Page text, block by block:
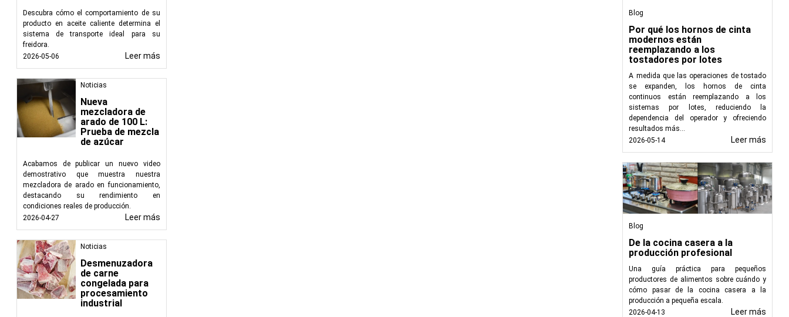
Descubra cómo el comportamiento de su
producto en aceite caliente determina el
sistema de transporte ideal para su
freidora.
2026-05-06
Leer más
Noticias
Nueva
mezcladora de
arado de 100 L:
Prueba de mezcla
de azúcar
Acabamos de publicar un nuevo video
demostrativo que muestra nuestra
mezcladora de arado en funcionamiento,
destacando su rendimiento en
condiciones reales de producción.
2026-04-27
Leer más
Noticias
Desmenuzadora
de carne
congelada para
procesamiento
industrial
Blog
Por qué los hornos de cinta
modernos están
reemplazando a los
tostadores por lotes
A medida que las operaciones de tostado
se expanden, los hornos de cinta
continuos están reemplazando a los
sistemas por lotes, reduciendo la
dependencia del operador y ofreciendo
resultados más...
2026-05-14
Leer más
Blog
De la cocina casera a la
producción profesional
Una guía práctica para pequeños
productores de alimentos sobre cuándo y
cómo pasar de la cocina casera a la
producción a pequeña escala.
2026-04-13
Leer más